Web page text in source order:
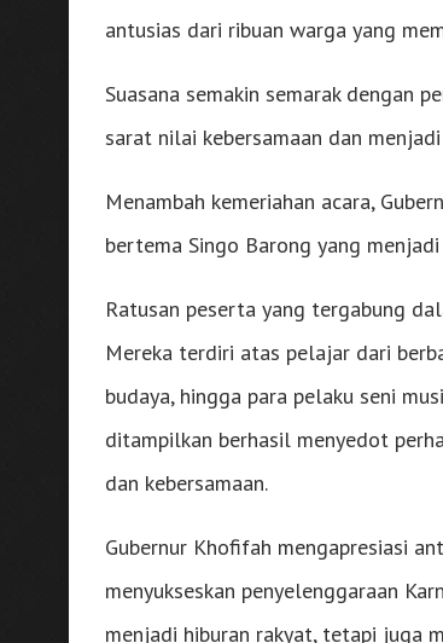
antusias dari ribuan warga yang
Suasana semakin semarak dengan
sarat nilai kebersamaan dan
Menambah kemeriahan acara,
bertema Singo Barong yang
Ratusan peserta yang tergabung
Mereka terdiri atas pelajar dari
budaya, hingga para pelaku seni
ditampilkan berhasil menyedot
dan kebersamaan.
Gubernur Khofifah mengapresiasi
menyukseskan penyelenggaraan
menjadi hiburan rakyat, tetapi juga